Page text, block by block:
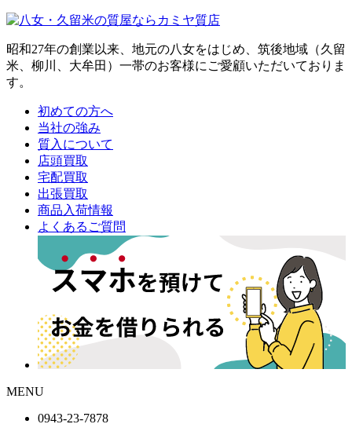
昭和27年の創業以来、地元の八女をはじめ、筑後地域（久留
米、柳川、大牟田）一帯のお客様にご愛顧いただいておりま
す。
初めての方へ
当社の強み
質入について
店頭買取
宅配買取
出張買取
商品入荷情報
よくあるご質問
MENU
0943-23-7878